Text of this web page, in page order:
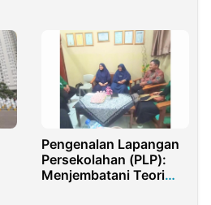
Pengenalan Lapangan
Persekolahan (PLP):
Menjembatani Teori